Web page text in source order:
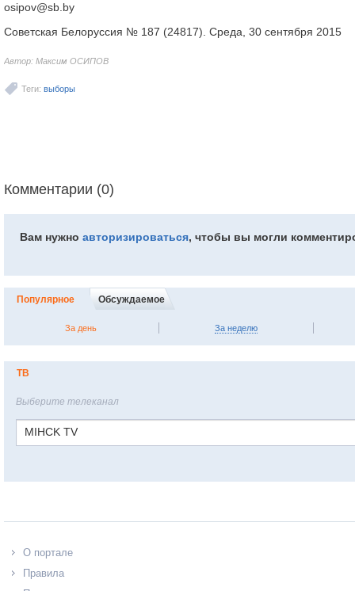
osipov@sb.by
Советская Белоруссия № 187 (24817). Среда, 30 сентября 2015
Автор: Максим ОСИПОВ
Теги: выборы
Комментарии (0)
Вам нужно авторизироваться, чтобы вы могли
Популярное Обсуждаемое
За день За неделю
ТВ
Выберите телеканал
MIHCK TV
О портале
Правила